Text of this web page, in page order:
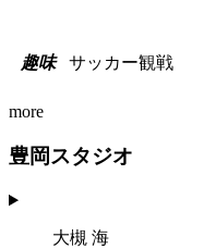
趣味 サッカー観戦
more
豊岡スタジオ
大槻 海